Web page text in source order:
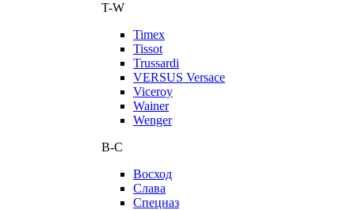
T-W
Timex
Tissot
Trussardi
VERSUS Versace
Viceroy
Wainer
Wenger
В-С
Восход
Слава
Спецназ